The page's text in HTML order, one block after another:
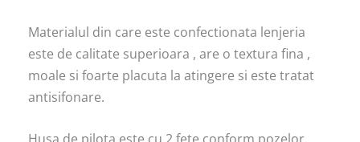
Materialul din care este confectionata lenjeria
este de calitate superioara , are o textura fina ,
moale si foarte placuta la atingere si este tratat
antisifonare.